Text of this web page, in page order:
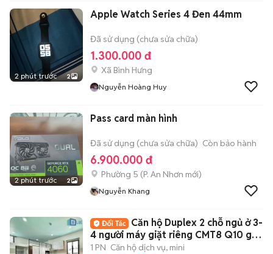
2 phút trước 2
Apple Watch Series 4 Đen 44mm
Đã sử dụng (chưa sửa chữa)
1.300.000 đ
Xã Bình Hưng
Nguyễn Hoàng Huy
2 phút trước 2
Pass card màn hình
Đã sử dụng (chưa sửa chữa) Còn bảo hành
6.900.000 đ
Phường 5 (P. An Nhơn mới)
Nguyễn Khang
Căn hộ Duplex 2 chỗ ngủ ở 3-
4 người máy giặt riêng CMT8 Q10 gần
UEH
1 PN Căn hộ dịch vụ, mini